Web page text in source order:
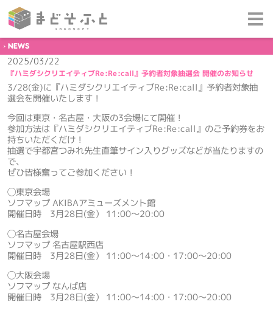
NEWS
2025/03/22
『ハミダシクリエイティブRe:Re:call』予約者対象抽選会 開催のお知らせ
3/28(金)に『ハミダシクリエイティブRe:Re:call』予約者対象抽
選会を開催いたします！
今回は東京・名古屋・大阪の3会場にて開催！
参加方法は『ハミダシクリエイティブRe:Re:call』のご予約券をお
持ちいただくだけ！
抽選で宇都宮つみれ先生直筆サイン入りグッズなどが当たりますの
で、
ぜひ皆様奮ってご参加ください！
◯東京会場
ソフマップ AKIBAアミューズメント館
開催日時 3月28日(金） 11:00～20:00
◯名古屋会場
ソフマップ 名古屋駅西店
開催日時 3月28日(金） 11:00～14:00・17:00～20:00
◯大阪会場
ソフマップ なんば店
開催日時 3月28日(金） 11:00～14:00・17:00～20:00